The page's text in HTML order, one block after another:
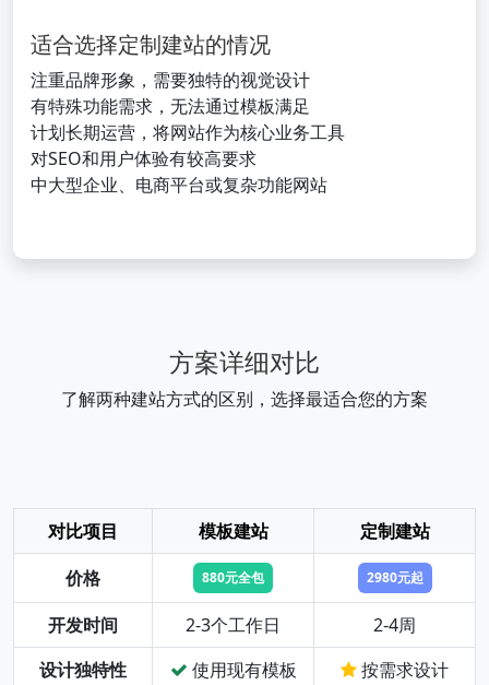
适合选择定制建站的情况
注重品牌形象，需要独特的视觉设计
有特殊功能需求，无法通过模板满足
计划长期运营，将网站作为核心业务工具
对SEO和用户体验有较高要求
中大型企业、电商平台或复杂功能网站
方案详细对比
了解两种建站方式的区别，选择最适合您的方案
对比项目 模板建站
定制建站
价格
880元全包 2980元起
开发时间 2-3个工作日
2-4周
设计独特性
使用现有模板
按需求设计